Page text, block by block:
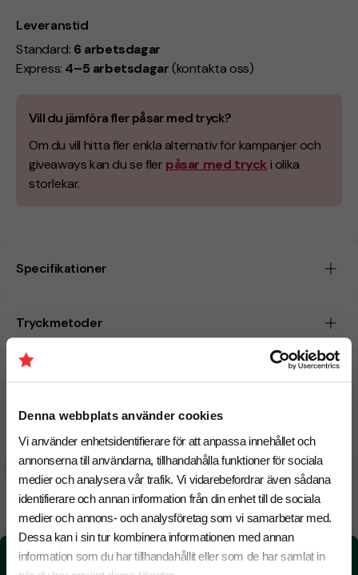
Denna webbplats använder cookies
Vi använder enhetsidentifierare för att anpassa innehållet och
annonserna till användarna, tillhandahålla funktioner för sociala
medier och analysera vår trafik. Vi vidarebefordrar även sådana
identifierare och annan information från din enhet till de sociala
medier och annons- och analysföretag som vi samarbetar med.
Dessa kan i sin tur kombinera informationen med annan
information som du har tillhandahållit eller som de har samlat in
Leveranstid
Standard: 6 arbetsdagar
Express: 4–5 arbetsdagar(kontakta oss)
Vill du jämföra fler påsar med tryck?
Om du vill hitta fler enkla alternativ för kampanjer och
giveaways kan du se fler påsar med trycki olika
storlekar.
Specifikationer
Tryckmetoder
18 Augusti Beräknad leveranstid: 6 arbetsdagar
Snabbare leverans? Kontakta oss.
CO₂e -avtryck:
0,188475226220372 kg CO₂e / per styck